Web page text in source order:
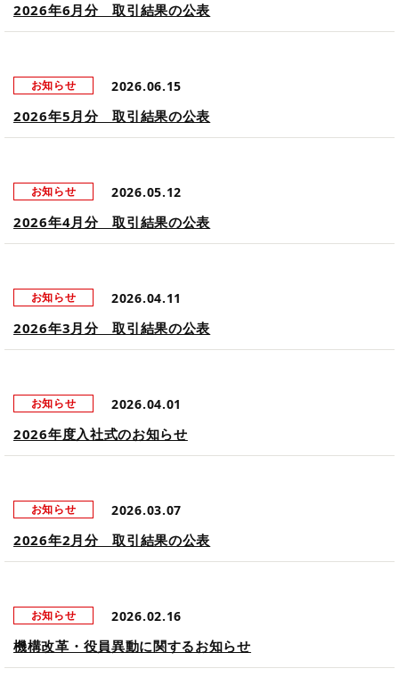
2026年6月分 取引結果の公表
お知らせ 2026.06.15
2026年5月分 取引結果の公表
お知らせ 2026.05.12
2026年4月分 取引結果の公表
お知らせ 2026.04.11
2026年3月分 取引結果の公表
お知らせ 2026.04.01
2026年度入社式のお知らせ
お知らせ 2026.03.07
2026年2月分 取引結果の公表
お知らせ 2026.02.16
機構改革・役員異動に関するお知らせ